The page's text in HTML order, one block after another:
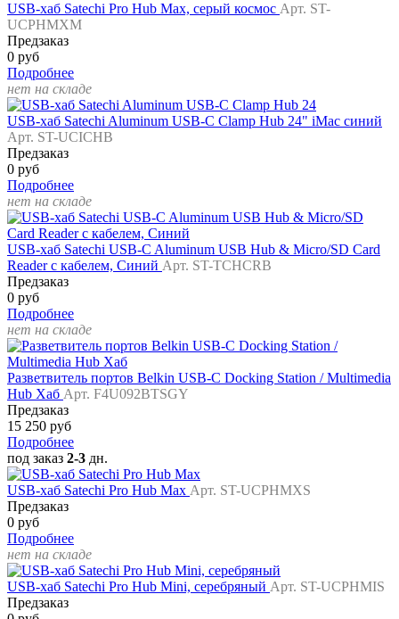
USB-хаб Satechi Pro Hub Max, серый космос Арт. ST-
UCPHMXM
Предзаказ
0 руб
Подробнее
нет на складе
USB-хаб Satechi Aluminum USB-C Clamp Hub 24" iMac синий
Арт. ST-UCICHB
Предзаказ
0 руб
Подробнее
нет на складе
USB-хаб Satechi USB-C Aluminum USB Hub & Micro/SD Card
Reader с кабелем, Синий Арт. ST-TCHCRB
Предзаказ
0 руб
Подробнее
нет на складе
Разветвитель портов Belkin USB-C Docking Station / Multimedia
Hub Хаб Арт. F4U092BTSGY
Предзаказ
15 250 руб
Подробнее
под заказ 2-3 дн.
USB-хаб Satechi Pro Hub Max Арт. ST-UCPHMXS
Предзаказ
0 руб
Подробнее
нет на складе
USB-хаб Satechi Pro Hub Mini, серебряный Арт. ST-UCPHMIS
Предзаказ